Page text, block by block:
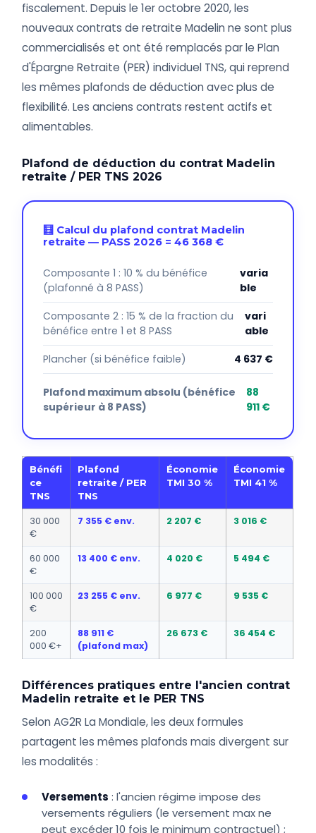
fiscalement. Depuis le 1er octobre 2020, les
nouveaux contrats de retraite Madelin ne sont plus
commercialisés et ont été remplacés par le Plan
d'Épargne Retraite (PER) individuel TNS, qui reprend
les mêmes plafonds de déduction avec plus de
flexibilité. Les anciens contrats restent actifs et
alimentables.
Plafond de déduction du contrat Madelin
retraite / PER TNS 2026
🧮 Calcul du plafond contrat Madelin
retraite — PASS 2026 = 46 368 €
Composante 1 : 10 % du bénéfice
(plafonné à 8 PASS)
varia
ble
Composante 2 : 15 % de la fraction du
bénéfice entre 1 et 8 PASS
vari
able
Plancher (si bénéfice faible)
4 637 €
Plafond maximum absolu (bénéfice
supérieur à 8 PASS)
88
911 €
Bénéfi
ce
TNS
Plafond
retraite / PER
TNS
Économie
TMI 30 %
Économie
TMI 41 %
30 000
€
7 355 € env. 2 207 € 3 016 €
60 000
€
13 400 € env. 4 020 € 5 494 €
100 000
€
23 255 € env. 6 977 € 9 535 €
200
000 €+
88 911 €
(plafond max)
26 673 € 36 454 €
Différences pratiques entre l'ancien contrat
Madelin retraite et le PER TNS
Selon AG2R La Mondiale, les deux formules
partagent les mêmes plafonds mais divergent sur
les modalités :
Versements : l'ancien régime impose des
versements réguliers (le versement max ne
peut excéder 10 fois le minimum contractuel) ;